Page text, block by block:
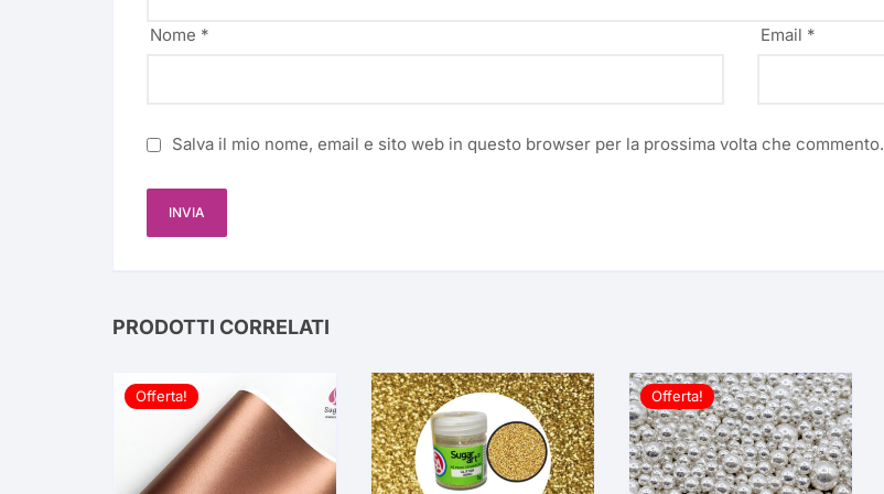
Nome * Email *
Salva il mio nome, email e sito web in questo browser per la prossima volta che commento.
PRODOTTI CORRELATI
Offerta! Offerta!